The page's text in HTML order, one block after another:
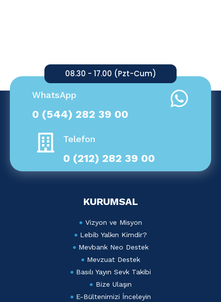
08.30 - 17.00 (Pzt-Cum)
WhatsApp
0 (544) 282 39 00
Telefon
0 (212) 282 39 00
KURUMSAL
Vizyon ve Misyon
Lebib Yalkın Kimdir?
Mevbank Neo Destek
Mevzuat Destek
Basılı Yayın Sevk Takibi
Bize Ulaşın
E-Bültenimizi İnceleyin